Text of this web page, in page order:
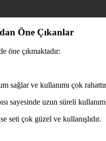
Öne Çıkanlar
öne çıkmaktadır:
sağlar ve kullanımı çok
sayesinde uzun süreli
seti çok güzel ve kullanışlıdır.